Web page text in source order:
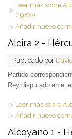
Leer más sobre
(1986)
Añadir nuevo
Alcira 2 -
Publicado por
Partido
Rey disputado en el
Leer más sobre
Añadir nuevo
Alcoyano 1 -